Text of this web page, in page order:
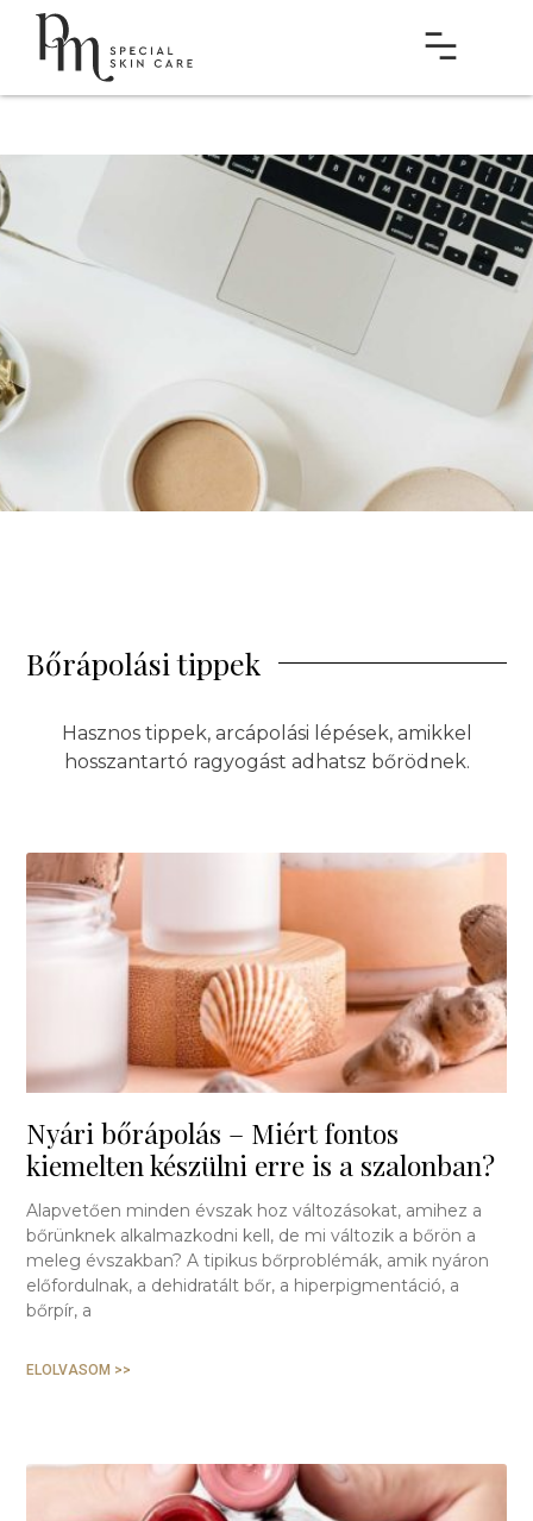
Bőrápolási tippek
Hasznos tippek, arcápolási lépések, amikkel
hosszantartó ragyogást adhatsz bőrödnek.
Nyári bőrápolás – Miért fontos
kiemelten készülni erre is a szalonban?
Alapvetően minden évszak hoz változásokat, amihez a
bőrünknek alkalmazkodni kell, de mi változik a bőrön a
meleg évszakban? A tipikus bőrproblémák, amik nyáron
előfordulnak, a dehidratált bőr, a hiperpigmentáció, a
bőrpír, a
ELOLVASOM >>